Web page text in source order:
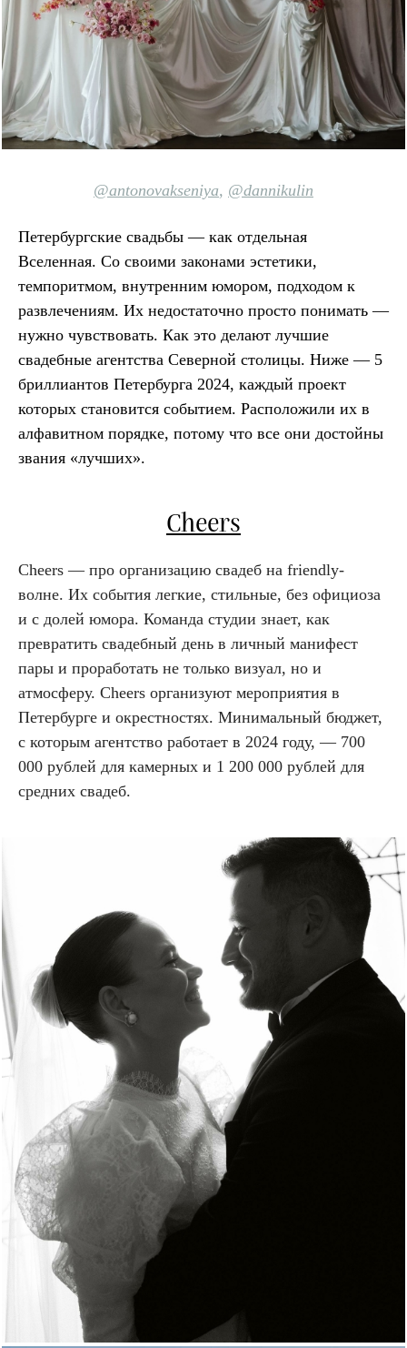
@antonovakseniya, @dannikulin
Петербургские свадьбы — как отдельная
Вселенная. Со своими законами эстетики,
темпоритмом, внутренним юмором, подходом к
развлечениям. Их недостаточно просто понимать —
нужно чувствовать. Как это делают лучшие
свадебные агентства Северной столицы. Ниже — 5
бриллиантов Петербурга 2024, каждый проект
которых становится событием. Расположили их в
алфавитном порядке, потому что все они достойны
звания «лучших».
Cheers
Cheers — про организацию свадеб на friendly-
волне. Их события легкие, стильные, без официоза
и с долей юмора. Команда студии знает, как
превратить свадебный день в личный манифест
пары и проработать не только визуал, но и
атмосферу. Cheers организуют мероприятия в
Петербурге и окрестностях. Минимальный бюджет,
с которым агентство работает в 2024 году, — 700
000 рублей для камерных и 1 200 000 рублей для
средних свадеб.